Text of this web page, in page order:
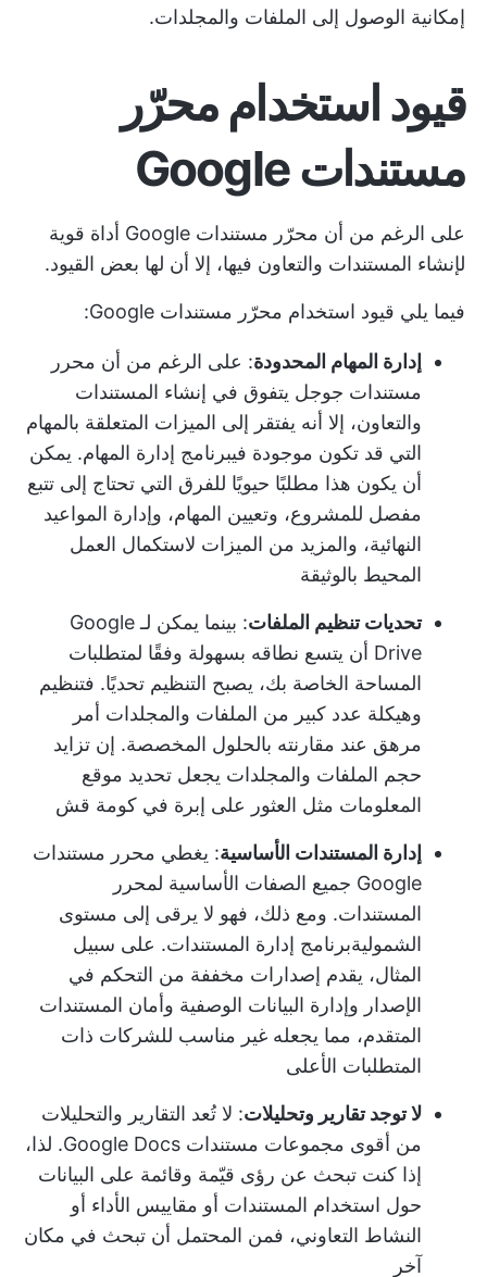
إمكانية الوصول إلى الملفات والمجلدات.
قيود استخدام محرّر
مستندات Google
على الرغم من أن محرّر مستندات Google أداة قوية
لإنشاء المستندات والتعاون فيها، إلا أن لها بعض القيود.
فيما يلي قيود استخدام محرّر مستندات Google:
إدارة المهام المحدودة: على الرغم من أن محرر
مستندات جوجل يتفوق في إنشاء المستندات
والتعاون، إلا أنه يفتقر إلى الميزات المتعلقة بالمهام
التي قد تكون موجودة فيبرنامج إدارة المهام. يمكن
أن يكون هذا مطلبًا حيويًا للفرق التي تحتاج إلى تتبع
مفصل للمشروع، وتعيين المهام، وإدارة المواعيد
النهائية، والمزيد من الميزات لاستكمال العمل
المحيط بالوثيقة
تحديات تنظيم الملفات
: بينما يمكن لـ Google
Drive أن يتسع نطاقه بسهولة وفقًا لمتطلبات
المساحة الخاصة بك، يصبح التنظيم تحديًا. فتنظيم
وهيكلة عدد كبير من الملفات والمجلدات أمر
مرهق عند مقارنته بالحلول المخصصة. إن تزايد
حجم الملفات والمجلدات يجعل تحديد موقع
المعلومات مثل العثور على إبرة في كومة قش
إدارة المستندات الأساسية: يغطي محرر مستندات
Google جميع الصفات الأساسية لمحرر
المستندات. ومع ذلك، فهو لا يرقى إلى مستوى
الشموليةبرنامج إدارة المستندات. على سبيل
المثال، يقدم إصدارات مخففة من التحكم في
الإصدار وإدارة البيانات الوصفية وأمان المستندات
المتقدم، مما يجعله غير مناسب للشركات ذات
المتطلبات الأعلى
لا توجد تقارير وتحليلات: لا تُعد التقارير والتحليلات
من أقوى مجموعات مستندات Google Docs. لذا،
إذا كنت تبحث عن رؤى قيّمة وقائمة على البيانات
حول استخدام المستندات أو مقاييس الأداء أو
النشاط التعاوني، فمن المحتمل أن تبحث في مكان
آخر